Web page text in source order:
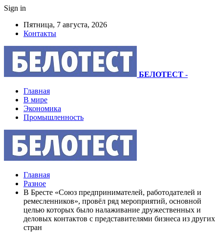
Sign in
Пятница, 7 августа, 2026
Контакты
БЕЛОТЕСТ -
Главная
В мире
Экономика
Промышленность
Главная
Разное
В Бресте «Союз предпринимателей, работодателей и
ремесленников», провёл ряд мероприятий, основной
целью которых было налаживание дружественных и
деловых контактов с представителями бизнеса из других
стран